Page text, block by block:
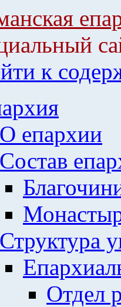
к
О епархии
Состав
Структура
Отдел